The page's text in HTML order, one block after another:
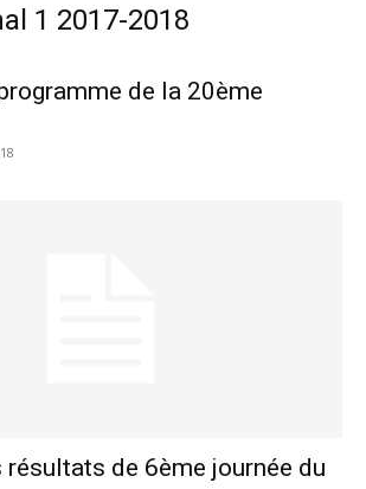
1 2017-2018
de la 20ème
résultats de 6ème journée du